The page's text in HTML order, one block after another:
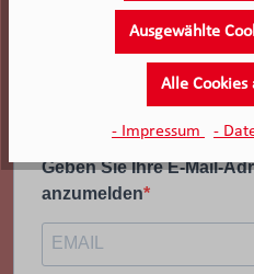
Geben Sie Ihre E-Mail-
anzumelden
Ausgewählte
Alle Cookies
- Impressum -